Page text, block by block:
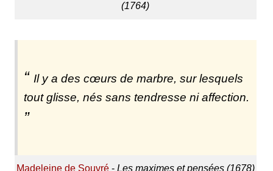
(1764)
Il y a des cœurs de marbre, sur lesquels
tout glisse, nés sans tendresse ni affection.
Madeleine de Souvré- Les maximes et pensées (1678)